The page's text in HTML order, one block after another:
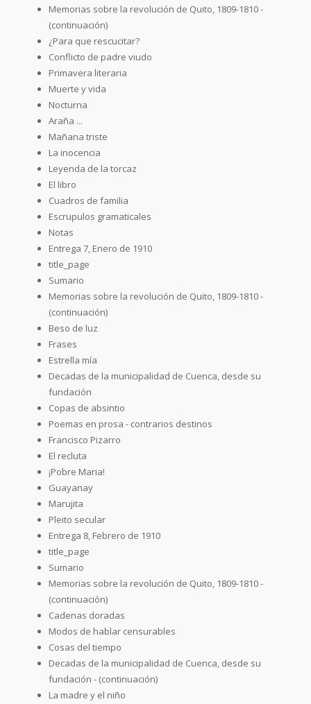
Memorias sobre la revolución de Quito, 1809-1810 -
(continuación)
¿Para que rescucitar?
Conflicto de padre viudo
Primavera literaria
Muerte y vida
Nocturna
Araña ...
Mañana triste
La inocencia
Leyenda de la torcaz
El libro
Cuadros de familia
Escrupulos gramaticales
Notas
Entrega 7, Enero de 1910
title_page
Sumario
Memorias sobre la revolución de Quito, 1809-1810 -
(continuación)
Beso de luz
Frases
Estrella mía
Decadas de la municipalidad de Cuenca, desde su
fundación
Copas de absintio
Poemas en prosa - contrarios destinos
Francisco Pizarro
El recluta
¡Pobre Maria!
Guayanay
Marujita
Pleito secular
Entrega 8, Febrero de 1910
title_page
Sumario
Memorias sobre la revolución de Quito, 1809-1810 -
(continuación)
Cadenas doradas
Modos de hablar censurables
Cosas del tiempo
Decadas de la municipalidad de Cuenca, desde su
fundación - (continuación)
La madre y el niño